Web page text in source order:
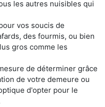
les autres nuisibles qui
vos soucis de
des fourmis, ou bien
gros comme les
de déterminer grâce
de votre demeure ou
d'opter pour le